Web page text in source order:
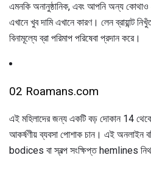
এমনকি অনানুষ্ঠানিক, এবং আপনি অন্য কোথাও
এখানে খুব দামি এখানে কারণ। লেন ব্রায়ান্ট
বিনামূল্যে ব্রা পরিমাপ পরিষেবা প্রদান করে।
02 Roamans.com
এই মহিলাদের জন্য একটি বড় দোকান 14
আকর্ষণীয় ব্যবসা পোশাক চান। এই অনলাইন
bodices বা স্বল্প সংক্ষিপ্ত hemlines